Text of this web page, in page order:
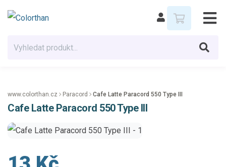
www.colorthan.cz Paracord Cafe Latte Paracord 550 Type III
Cafe Latte Paracord 550 Type III